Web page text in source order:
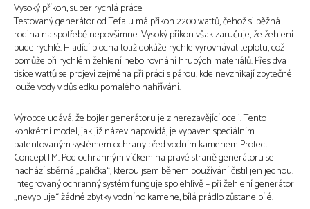
Vysoký příkon, super rychlá práce
Testovaný generátor od Tefalu má příkon 2200 wattů, čehož si běžná
rodina na spotřebě nepovšimne. Vysoký příkon však zaručuje, že žehlení
bude rychlé. Hladící plocha totiž dokáže rychle vyrovnávat teplotu, což
pomůže při rychlém žehlení nebo rovnání hrubých materiálů. Přes dva
tisíce wattů se projeví zejména při práci s párou, kde nevznikají zbytečné
louže vody v důsledku pomalého nahřívání.
Výrobce udává, že bojler generátoru je z nerezavějící oceli. Tento
konkrétní model, jak již název napovídá, je vybaven speciálním
patentovaným systémem ochrany před vodním kamenem Protect
ConceptTM. Pod ochranným víčkem na pravé straně generátoru se
nachází sběrná „palička“, kterou jsem během používání čistil jen jednou.
Integrovaný ochranný systém funguje spolehlivě – při žehlení generátor
„nevypluje“ žádné zbytky vodního kamene, bílá prádlo zůstane bílé.